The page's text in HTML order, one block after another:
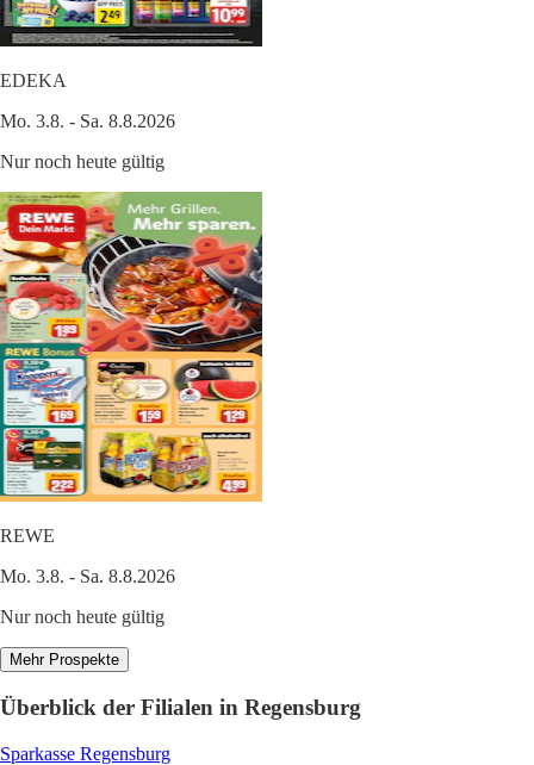
EDEKA
Mo. 3.8. - Sa. 8.8.2026
Nur noch heute gültig
REWE
Mo. 3.8. - Sa. 8.8.2026
Nur noch heute gültig
Mehr Prospekte
Überblick der Filialen in Regensburg
Sparkasse Regensburg